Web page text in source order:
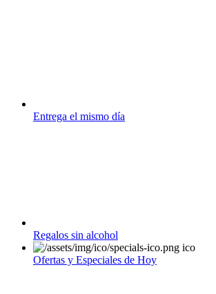
Entrega el mismo día
Regalos sin alcohol
Ofertas y Especiales de Hoy